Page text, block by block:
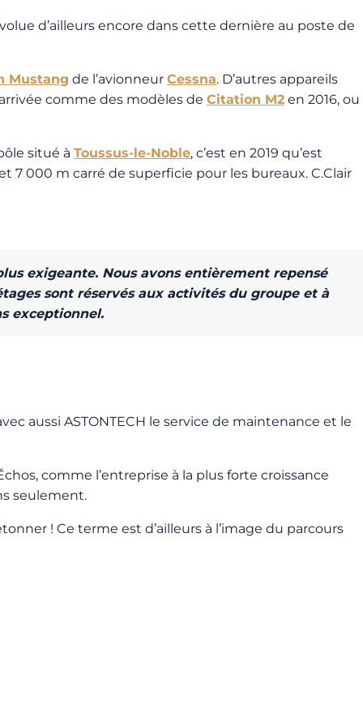
d’ailleurs encore dans cette dernière au poste de
Mustang de l’avionneur Cessna. D’autres appareils
comme des modèles de Citation M2 en 2016, ou
situé à Toussus-le-Noble, c’est en 2019 qu’est
7 000 m carré de superficie pour les bureaux. C.Clair
exigeante. Nous avons entièrement repensé
sont réservés aux activités du groupe et à
exceptionnel.
aussi ASTONTECH le service de maintenance et le
comme l’entreprise à la plus forte croissance
seulement.
! Ce terme est d’ailleurs à l’image du parcours